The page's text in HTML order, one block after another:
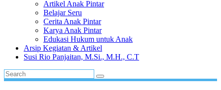
Artikel Anak Pintar
Belajar Seru
Cerita Anak Pintar
Karya Anak Pintar
Edukasi Hukum untuk Anak
Arsip Kegiatan & Artikel
Susi Rio Panjaitan, M.Si., M.H., C.T